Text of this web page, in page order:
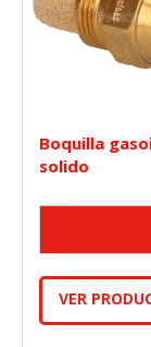
Boquilla
solido
VER